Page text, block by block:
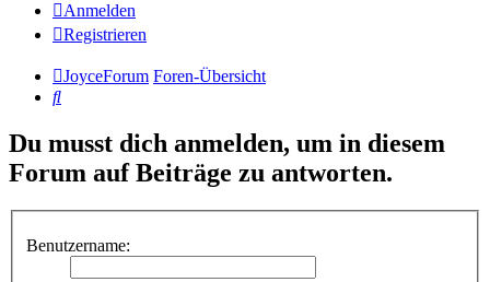
Anmelden
Registrieren
JoyceForum Foren-Übersicht
Suche
Du musst dich anmelden, um in diesem
Forum auf Beiträge zu antworten.
Benutzername: